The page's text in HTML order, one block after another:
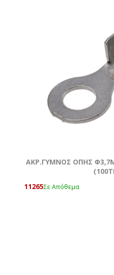
ΑΚΡ.ΓΥΜΝΟΣ ΟΠΗΣ
11265Σε Απόθεμα